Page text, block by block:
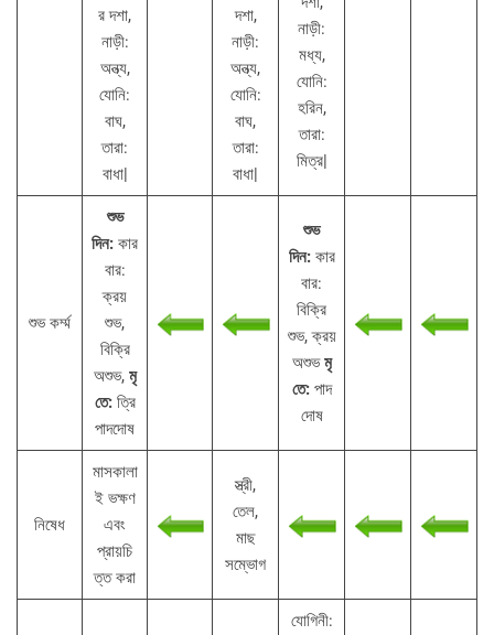
র দশা,
নাড়ী:
অন্ত্য,
যোনি:
বাঘ,
তারা:
বাধা|
দশা,
নাড়ী:
অন্ত্য,
যোনি:
বাঘ,
তারা:
বাধা|
নাড়ী:
মধ্য,
যোনি:
হরিন,
তারা:
মিত্র|
শুভ কর্ম্ম
শুভ
দিন: কার
বার:
ক্রয়
শুভ,
বিক্রি
অশুভ, মৃ
তে:ত্রি
পাদদোষ
শুভ
দিন:কার
বার:
বিক্রি
শুভ, ক্রয়
অশুভমৃ
তে:পাদ
দোষ
নিষেধ
মাসকালা
ই ভক্ষণ
এবং
প্রায়চি
ত্ত করা
স্ত্রী,
তেল,
মাছ
সম্ভোগ
যোগিনী: